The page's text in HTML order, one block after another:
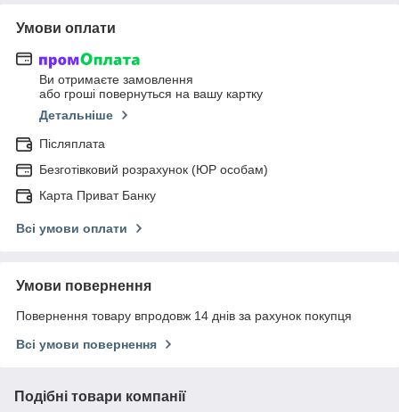
Умови оплати
Ви отримаєте замовлення
або гроші повернуться на вашу картку
Детальніше
Післяплата
Безготівковий розрахунок (ЮР особам)
Карта Приват Банку
Всі умови оплати
Умови повернення
Повернення товару впродовж 14 днів за рахунок покупця
Всі умови повернення
Подібні товари компанії